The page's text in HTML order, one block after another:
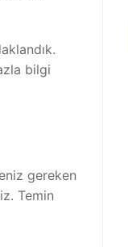
bilgi
gereken
Temin